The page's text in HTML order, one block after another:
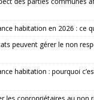
habitation en 2026 : ce
peuvent gérer le non
habitation : pourquoi